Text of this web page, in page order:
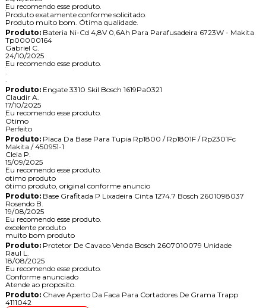
Eu recomendo esse produto.
Produto exatamente conforme solicitado.
Produto muito bom. Ótima qualidade.
Produto:Bateria Ni-Cd 4,8V 0,6Ah Para Parafusadeira 6723W - Makita
Tp00000164
Gabriel C.
24/10/2025
Eu recomendo esse produto.
.
.
Produto:Engate 3310 Skil Bosch 1619Pa0321
Claudir A.
17/10/2025
Eu recomendo esse produto.
Otimo
Perfeito
Produto:Placa Da Base Para Tupia Rp1800 / Rp1801F / Rp2301Fc
Makita / 450951-1
Cleia P.
15/09/2025
Eu recomendo esse produto.
otimo produto
ótimo produto, original conforme anuncio
Produto:Base Grafitada P Lixadeira Cinta 1274.7 Bosch 2601098037
Rosendo B.
19/08/2025
Eu recomendo esse produto.
excelente produto
muito bom produto
Produto:Protetor De Cavaco Venda Bosch 2607010079 Unidade
Raul L.
18/08/2025
Eu recomendo esse produto.
Conforme anunciado
Atende ao proposito.
Produto:Chave Aperto Da Faca Para Cortadores De Grama Trapp
4111042